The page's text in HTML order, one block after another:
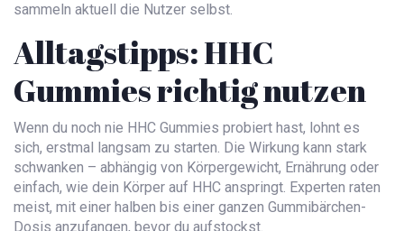
sammeln aktuell die Nutzer selbst.
Alltagstipps: HHC
Gummies richtig nutzen
Wenn du noch nie HHC Gummies probiert hast, lohnt es
sich, erstmal langsam zu starten. Die Wirkung kann stark
schwanken – abhängig von Körpergewicht, Ernährung oder
einfach, wie dein Körper auf HHC anspringt. Experten raten
meist, mit einer halben bis einer ganzen Gummibärchen-
Dosis anzufangen, bevor du aufstockst.